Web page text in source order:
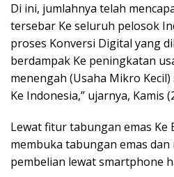
Di ini, jumlahnya telah
tersebar Ke seluruh pelosok
proses Konversi Digital yang
berdampak Ke peningkatan
menengah (Usaha Mikro
Ke Indonesia,” ujarnya, Kamis
Lewat fitur tabungan emas Ke
membuka tabungan emas
pembelian lewatsmartphone